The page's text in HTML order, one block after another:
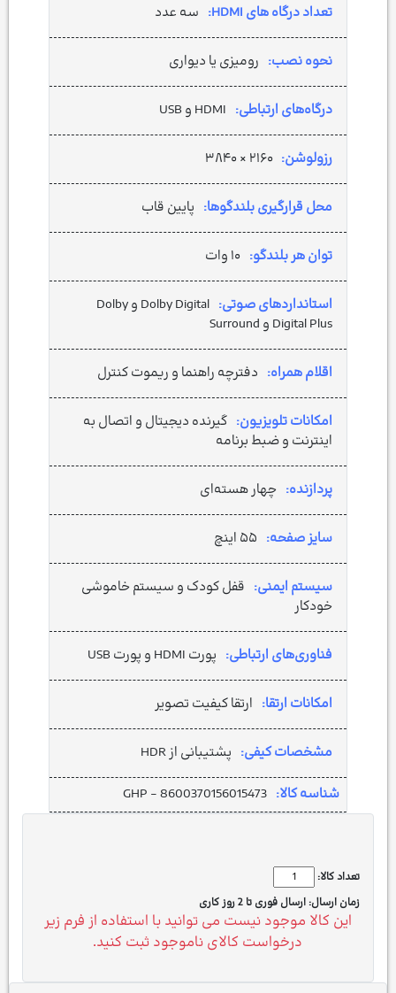
تعداد درگاه های HDMI: سه عدد
نحوه نصب: رومیزی یا دیواری
درگاه‌های ارتباطی: HDMI و USB
رزولوشن: ۲۱۶۰ × ۳۸۴۰
محل قرارگیری بلندگوها: پایین قاب
توان هر بلندگو: ۱۰ وات
استانداردهای صوتی:
Dolby Digital و Dolby
Digital Plus و Surround
اقلام همراه: دفترچه راهنما و ریموت کنترل
امکانات تلویزیون: گیرنده دیجیتال و اتصال به
اینترنت و ضبط برنامه
پردازنده: چهار هسته‌ای
سایز صفحه: ۵۵ اینچ
سیستم ایمنی: قفل کودک و سیستم خاموشی
خودکار
فناوری‌های ارتباطی: پورت HDMI و پورت USB
امکانات ارتقا: ارتقا کیفیت تصویر
مشخصات کیفی: پشتیبانی از HDR
شناسه کالا: GHP - 8600370156015473
تعداد کالا:
زمان ارسال: ارسال فوری تا 2 روز کاری
این کالا موجود نیست می توانید با استفاده از فرم زیر
درخواست کالای ناموجود ثبت کنید.